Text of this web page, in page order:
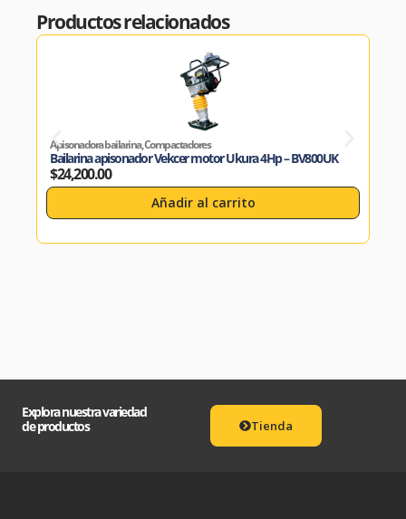
Productos relacionados
Apisonadora bailarina,Compactadores
Bailarina apisonador Vekcer motor Ukura 4Hp – BV800UK
$24,200.00
Añadir al carrito
Explora nuestra variedad
de productos
Tienda